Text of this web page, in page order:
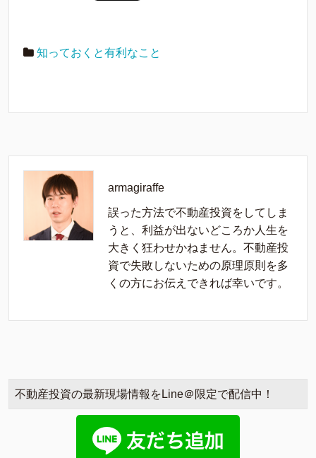
知っておくと有利なこと
armagiraffe
誤った方法で不動産投資をしてしま
うと、利益が出ないどころか人生を
大きく狂わせかねません。不動産投
資で失敗しないための原理原則を多
くの方にお伝えできれば幸いです。
不動産投資の最新現場情報をLine＠限定で配信中！